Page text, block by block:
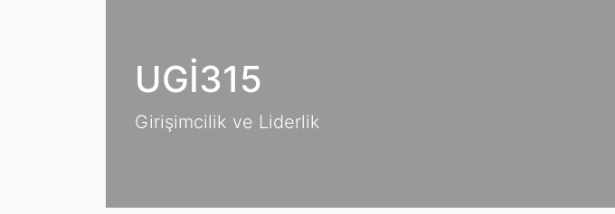
UGİ315
Girişimcilik ve Liderlik